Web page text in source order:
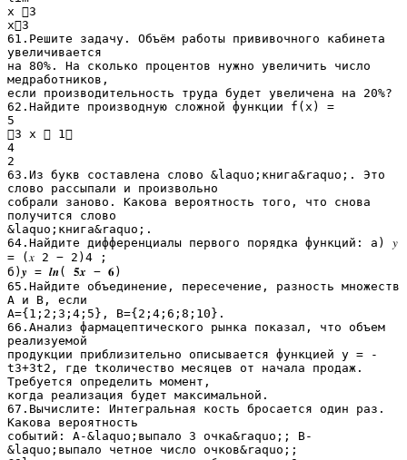
x 3
x3
61.Решите задачу. Объём работы прививочного кабинета
увеличивается
на 80%. На сколько процентов нужно увеличить число
медработников,
если производительность труда будет увеличена на 20%?
62.Найдите производную сложной функции f(x) =
5
3 х  1
4
2
63.Из букв составлена слово &laquo;книга&raquo;. Это
слово рассыпали и произвольно
собрали заново. Какова вероятность того, что снова
получится слово
&laquo;книга&raquo;.
64.Найдите дифференциалы первого порядка функций: а) 𝑦
= (𝑥 2 − 2)4 ;
б)𝒚 = 𝒍𝒏( 𝟓𝒙 − 𝟔)
65.Найдите объединение, пересечение, разность множеств
А и В, если
А={1;2;3;4;5}, В={2;4;6;8;10}.
66.Анализ фармацептического рынка показал, что объем
реализуемой
продукции приблизительно описывается функцией y = -
t3+3t2, где tколичество месяцев от начала продаж.
Требуется определить момент,
когда реализация будет максимальной.
67.Вычислите: Интегральная кость бросается один раз.
Какова вероятность
событий: А-&laquo;выпало 3 очка&raquo;; В-
&laquo;выпало четное число очков&raquo;;